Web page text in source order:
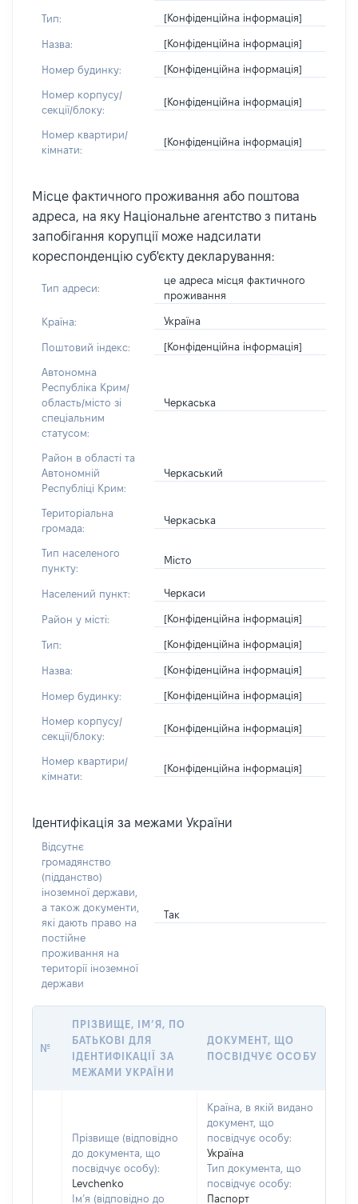
Тип: [Конфіденційна інформація]
Назва: [Конфіденційна інформація]
Номер будинку: [Конфіденційна інформація]
Номер корпусу/
секції/блоку:
[Конфіденційна інформація]
Номер квартири/
кімнати:
[Конфіденційна інформація]
Місце фактичного проживання або поштова
адреса, на яку Національне агентство з питань
запобігання корупції може надсилати
кореспонденцію суб'єкту декларування:
Тип адреси:
це адреса місця фактичного
проживання
Країна: Україна
Поштовий індекс: [Конфіденційна інформація]
Автономна
Республіка Крим/
область/місто зі
спеціальним
статусом:
Черкаська
Район в області та
Автономній
Республіці Крим:
Черкаський
Територіальна
громада:
Черкаська
Тип населеного
пункту:
Місто
Населений пункт: Черкаси
Район у місті: [Конфіденційна інформація]
Тип: [Конфіденційна інформація]
Назва: [Конфіденційна інформація]
Номер будинку: [Конфіденційна інформація]
Номер корпусу/
секції/блоку:
[Конфіденційна інформація]
Номер квартири/
кімнати:
[Конфіденційна інформація]
Ідентифікація за межами України
Відсутнє
громадянство
(підданство)
іноземної держави,
а також документи,
які дають право на
постійне
проживання на
території іноземної
держави
Так
№
ПРІЗВИЩЕ, ІМ’Я, ПО
БАТЬКОВІ ДЛЯ
ІДЕНТИФІКАЦІЇ ЗА
МЕЖАМИ УКРАЇНИ
ДОКУМЕНТ, ЩО
ПОСВІДЧУЄ ОСОБУ
Прізвище (відповідно
до документа, що
посвідчує особу):
Levchenko
Ім’я (відповідно до
Країна, в якій видано
документ, що
посвідчує особу:
Україна
Тип документа, що
посвідчує особу:
Паспорт